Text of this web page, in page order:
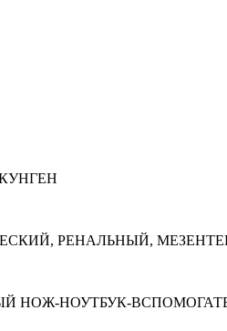
РЕНАЛЬНЫЙ,
НОЖ-НОУТБУК-